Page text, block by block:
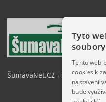
ŠumavaNet.CZ - informace o
Tyto
Tento web
cookies k
nastavení
bude